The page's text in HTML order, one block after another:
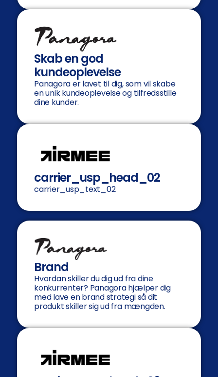
Skab en god
kundeoplevelse
Panagora er lavet til dig, som vil skabe
en unik kundeoplevelse og tilfredsstille
dine kunder.
carrier_usp_head_02
carrier_usp_text_02
Brand
Hvordan skiller du dig ud fra dine
konkurrenter? Panagora hjælper dig
med lave en brand strategi så dit
produkt skiller sig ud fra mængden.